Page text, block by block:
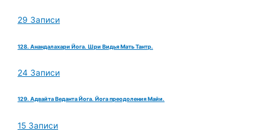
29 Записи
128. Анандалахари Йога. Шри Видья Мать Тантр.
24 Записи
129. Адвайта Веданта Йога. Йога преодоления Майи.
15 Записи